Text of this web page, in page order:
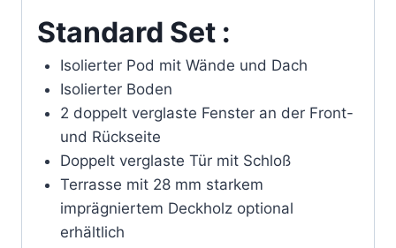
Standard Set :
Isolierter Pod mit Wände und Dach
Isolierter Boden
2 doppelt verglaste Fenster an der Front-
und Rückseite
Doppelt verglaste Tür mit Schloß
Terrasse mit 28 mm starkem
imprägniertem Deckholz optional
erhältlich